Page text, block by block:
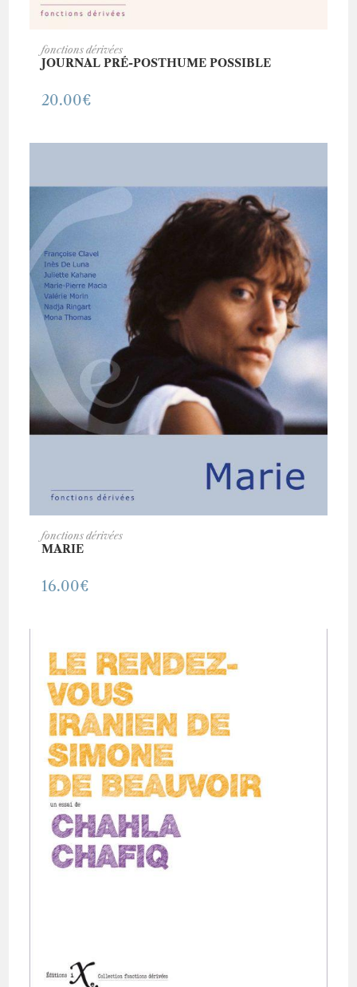
AJOUTER AU PANIER
fonctions dérivées
JOURNAL PRÉ-POSTHUME POSSIBLE
20.00€
AJOUTER AU PANIER
fonctions dérivées
MARIE
16.00€